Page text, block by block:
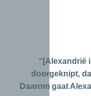
“[Alexandrië
doorgeknipt,
Daarom gaat